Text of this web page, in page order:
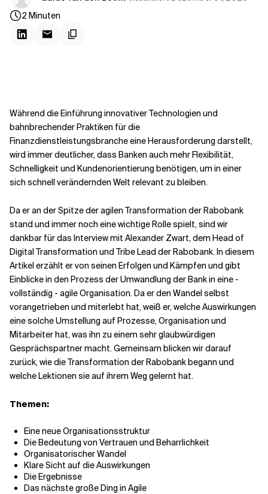
Verwandte Themen
2 Minuten
Während die Einführung innovativer Technologien und
bahnbrechender Praktiken für die
Finanzdienstleistungsbranche eine Herausforderung darstellt,
wird immer deutlicher, dass Banken auch mehr Flexibilität,
Schnelligkeit und Kundenorientierung benötigen, um in einer
sich schnell verändernden Welt relevant zu bleiben.
Da er an der Spitze der agilen Transformation der Rabobank
stand und immer noch eine wichtige Rolle spielt, sind wir
dankbar für das Interview mit Alexander Zwart, dem Head of
Digital Transformation und Tribe Lead der Rabobank. In diesem
Artikel erzählt er von seinen Erfolgen und Kämpfen und gibt
Einblicke in den Prozess der Umwandlung der Bank in eine -
vollständig - agile Organisation. Da er den Wandel selbst
vorangetrieben und miterlebt hat, weiß er, welche Auswirkungen
eine solche Umstellung auf Prozesse, Organisation und
Mitarbeiter hat, was ihn zu einem sehr glaubwürdigen
Gesprächspartner macht. Gemeinsam blicken wir darauf
zurück, wie die Transformation der Rabobank begann und
welche Lektionen sie auf ihrem Weg gelernt hat.
Themen:
Eine neue Organisationsstruktur
Die Bedeutung von Vertrauen und Beharrlichkeit
Organisatorischer Wandel
Klare Sicht auf die Auswirkungen
Die Ergebnisse
Das nächste große Ding in Agile